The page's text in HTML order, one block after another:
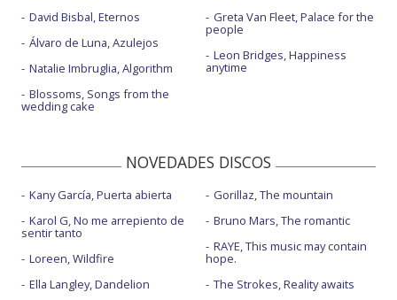
David Bisbal, Eternos
Álvaro de Luna, Azulejos
Natalie Imbruglia, Algorithm
Blossoms, Songs from the
wedding cake
Greta Van Fleet, Palace for the
people
Leon Bridges, Happiness
anytime
NOVEDADES DISCOS
Kany García, Puerta abierta
Karol G, No me arrepiento de
sentir tanto
Loreen, Wildfire
Ella Langley, Dandelion
Gorillaz, The mountain
Bruno Mars, The romantic
RAYE, This music may contain
hope.
The Strokes, Reality awaits